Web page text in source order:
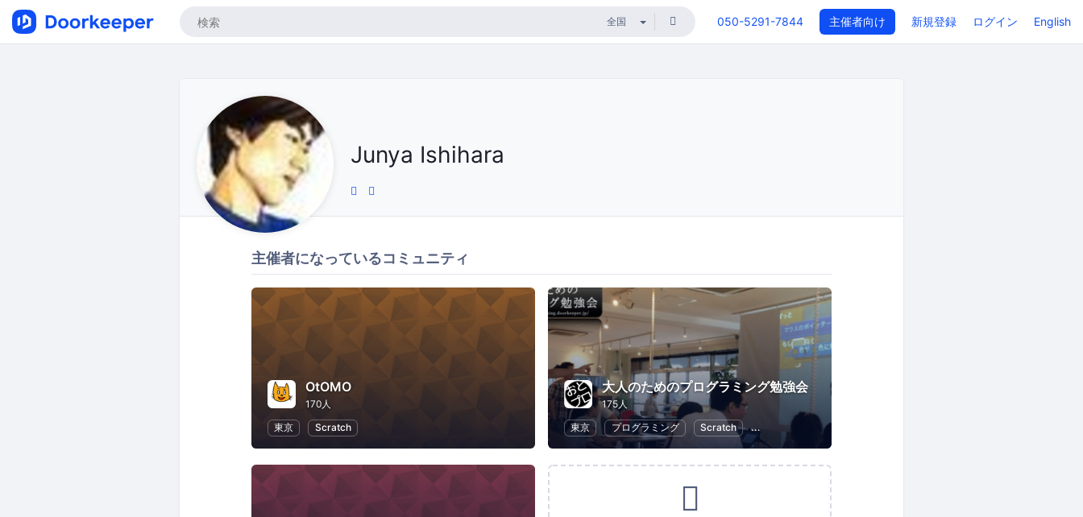
050-5291-7844 主催者向け 新規登録 ログイン English
Junya Ishihara
主催者になっているコミュニティ
OtOMO
170人
東京
Scratch
大人のためのプログラミング勉強会
175人
東京
プログラミング Scratch 初心者向けプログラミング